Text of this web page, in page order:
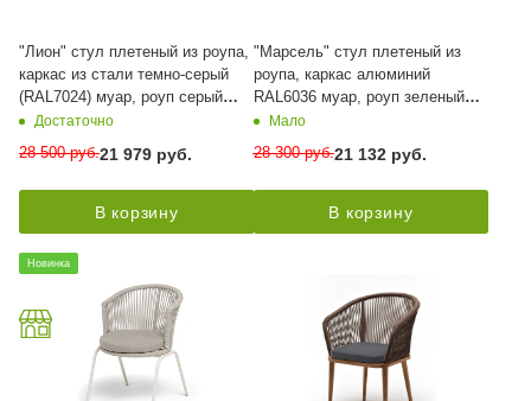
"Лион" стул плетеный из роупа,
каркас из стали темно-серый
(RAL7024) муар, роуп серый
меланж круглый, ткань серая
Достаточно
28 500руб.21 979 руб.
В корзину
"Марсель" стул плетеный из
роупа, каркас алюминий
RAL6036 муар, роуп зеленый
(4204) круглый tex, ткань темно-
Мало
28 300руб.21 132руб.
В корзину
Новинка